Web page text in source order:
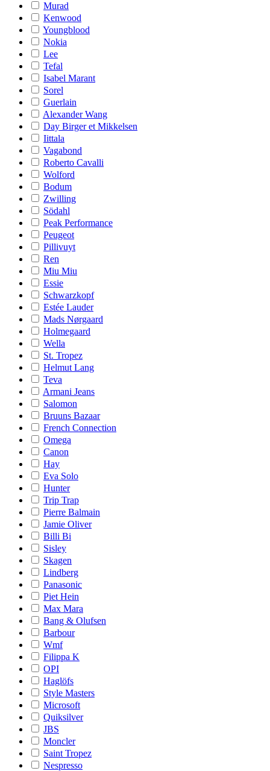
Murad
Kenwood
Youngblood
Nokia
Lee
Tefal
Isabel Marant
Sorel
Guerlain
Alexander Wang
Day Birger et Mikkelsen
Iittala
Vagabond
Roberto Cavalli
Wolford
Bodum
Zwilling
Södahl
Peak Performance
Peugeot
Pillivuyt
Ren
Miu Miu
Essie
Schwarzkopf
Estée Lauder
Mads Nørgaard
Holmegaard
Wella
St. Tropez
Helmut Lang
Teva
Armani Jeans
Salomon
Bruuns Bazaar
French Connection
Omega
Canon
Hay
Eva Solo
Hunter
Trip Trap
Pierre Balmain
Jamie Oliver
Billi Bi
Sisley
Skagen
Lindberg
Panasonic
Piet Hein
Max Mara
Bang & Olufsen
Barbour
Wmf
Filippa K
OPI
Haglöfs
Style Masters
Microsoft
Quiksilver
JBS
Moncler
Saint Tropez
Nespresso